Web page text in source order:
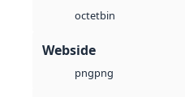
octetbin
Webside
pngpng